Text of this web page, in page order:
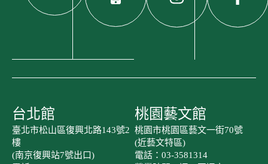
台北館
臺北市松山區復興北路143號2
樓
(南京復興站7號出口)
桃園藝文館
桃園市桃園區藝文一街70號
(近藝文特區)
電話：03-3581314